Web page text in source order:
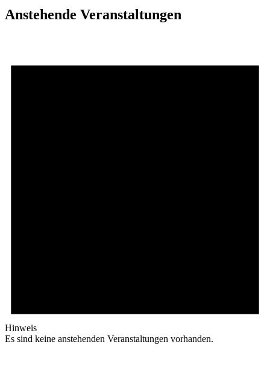
Anstehende Veranstaltungen
Hinweis
Es sind keine anstehenden Veranstaltungen vorhanden.